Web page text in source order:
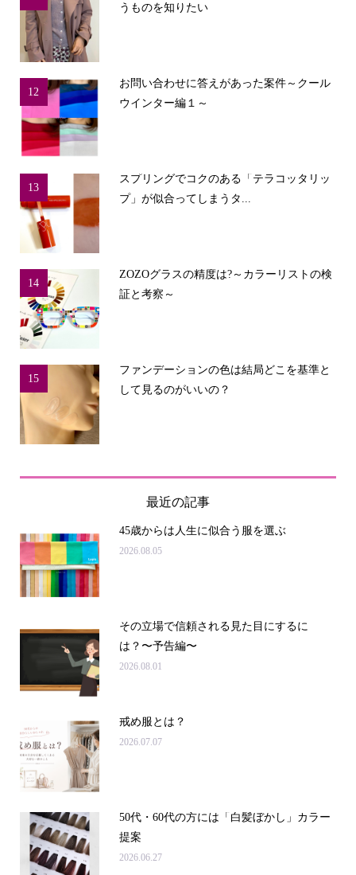
うものを知りたい
12
お問い合わせに答えがあった案件～クール
ウインター編１～
13
スプリングでコクのある「テラコッタリッ
プ」が似合ってしまうタ...
14
ZOZOグラスの精度は?～カラーリストの検
証と考察～
15
ファンデーションの色は結局どこを基準と
して見るのがいいの？
最近の記事
45歳からは人生に似合う服を選ぶ
2026.08.05
その立場で信頼される見た目にするに
は？〜予告編〜
2026.08.01
戒め服とは？
2026.07.07
50代・60代の方には「白髪ぼかし」カラー
提案
2026.06.27